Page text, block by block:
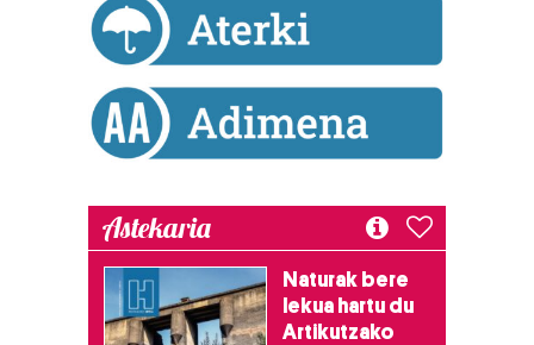
Astekaria
Naturak bere
lekua hartu du
Artikutzako